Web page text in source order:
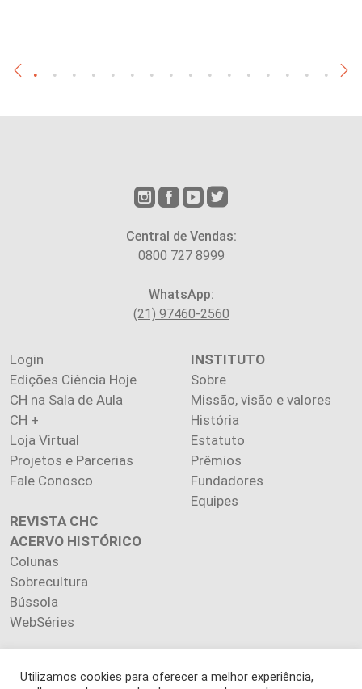
Central de Vendas:
0800 727 8999
WhatsApp:
(21) 97460-2560
Login
Edições Ciência Hoje
CH na Sala de Aula
CH +
Loja Virtual
Projetos e Parcerias
Fale Conosco
INSTITUTO
Sobre
Missão, visão e valores
História
Estatuto
Prêmios
Fundadores
Equipes
REVISTA CHC
ACERVO HISTÓRICO
Colunas
Sobrecultura
Bússola
WebSéries
Utilizamos cookies para oferecer a melhor experiência,